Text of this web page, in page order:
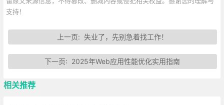
支持！
上一页: 失业了，先别急着找工作！
下一页: 2025年Web应用性能优化实用指南
相关推荐